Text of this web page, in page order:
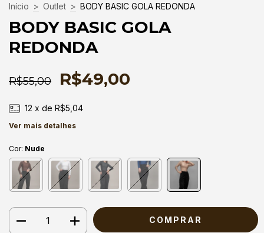
Início > Outlet > BODY BASIC GOLA REDONDA
BODY BASIC GOLA
REDONDA
R$55,00 R$49,00
12 x de R$5,04
Ver mais detalhes
Cor: Nude